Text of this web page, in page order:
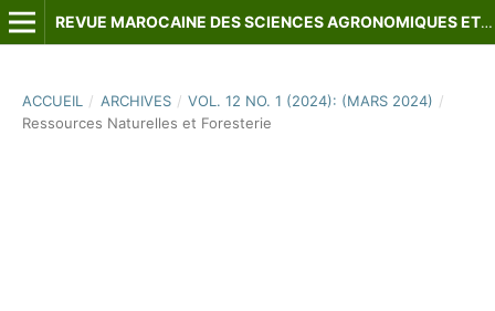
REVUE MAROCAINE DES SCIENCES AGRONOMIQUES ET VÉTÉRINAIRES
ACCUEIL / ARCHIVES / VOL. 12 NO. 1 (2024): (MARS 2024) /
Ressources Naturelles et Foresterie